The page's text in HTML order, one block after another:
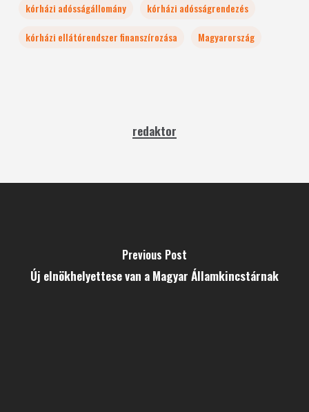
kórházi adósságállomány
kórházi adósságrendezés
kórházi ellátórendszer finanszírozása
Magyarország
redaktor
Previous Post
Új elnökhelyettese van a Magyar Államkincstárnak